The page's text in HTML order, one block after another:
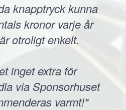
knapptryck kunna
kronor varje år
otroligt enkelt.
inget extra för
via Sponsorhuset
varmt!"